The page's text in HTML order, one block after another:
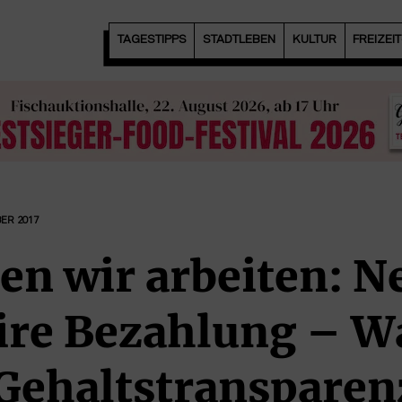
TAGESTIPPS STADTLEBEN KULTUR
2017
wir arbeiten:
Bezahlung –